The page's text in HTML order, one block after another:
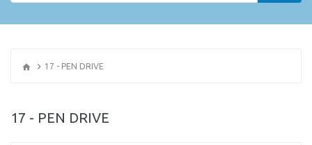
17 - PEN DRIVE
17 - PEN DRIVE